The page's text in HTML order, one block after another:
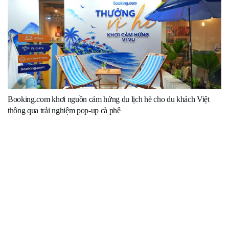
Booking.com khơi nguồn cảm hứng du lịch hè cho du khách Việt
thông qua trải nghiệm pop-up cà phê